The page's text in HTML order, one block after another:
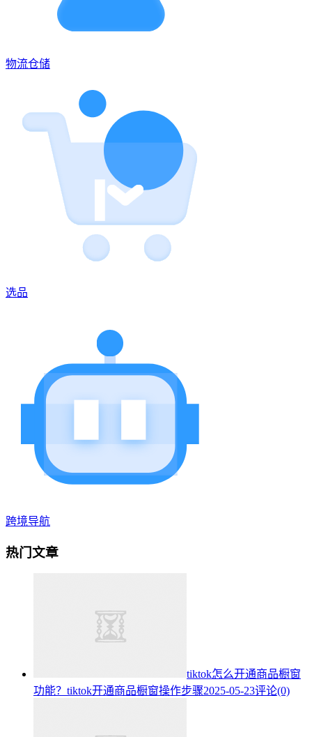
物流仓储
选品
跨境导航
热门文章
tiktok怎么开通商品橱窗
功能？tiktok开通商品橱窗操作步骤2025-05-23评论(0)